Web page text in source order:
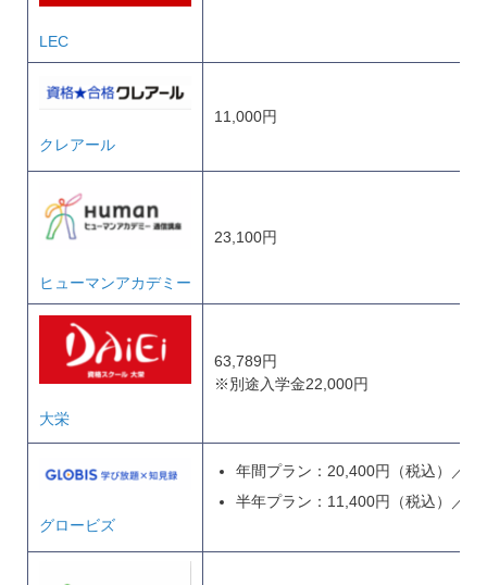
LEC
クレアール
11,000円
ヒューマンアカデミー
23,100円
大栄
63,789円
※別途入学金22,000円
グロービズ
年間プラン：20,400円（税込）／
半年プラン：11,400円（税込）／